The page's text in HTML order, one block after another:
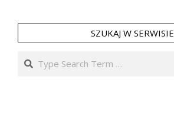
SZUKAJ W SERWISIE
Search